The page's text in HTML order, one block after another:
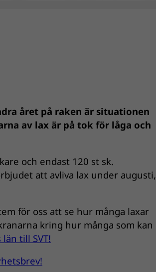
året på raken är situationen
av lax är på tok för låga och
och endast 120 st sk.
att avliva lax under augusti,
för oss att se hur många laxar
kring hur många som kan
till SVT!